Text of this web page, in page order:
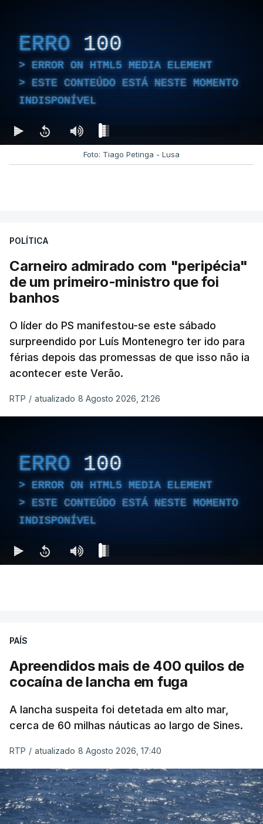
ERRO 100
ERROR ON HTML5 MEDIA ELEMENT
ESTE CONTEÚDO ESTÁ NESTE MOMENTO
INDISPONÍVEL
Foto: Tiago Petinga - Lusa
POLÍTICA
Carneiro admirado com "peripécia"
de um primeiro-ministro que foi
banhos
O líder do PS manifestou-se este sábado
surpreendido por Luís Montenegro ter ido para
férias depois das promessas de que isso não ia
acontecer este Verão.
RTP / atualizado 8 Agosto 2026, 21:26
ERRO 100
ERROR ON HTML5 MEDIA ELEMENT
ESTE CONTEÚDO ESTÁ NESTE MOMENTO
INDISPONÍVEL
PAÍS
Apreendidos mais de 400 quilos de
cocaína de lancha em fuga
A lancha suspeita foi detetada em alto mar,
cerca de 60 milhas náuticas ao largo de Sines.
RTP / atualizado 8 Agosto 2026, 17:40